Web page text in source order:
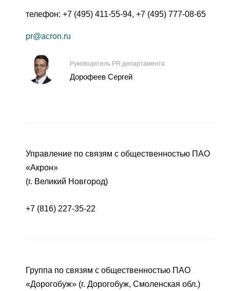
телефон: +7 (495) 411-55-94, +7 (495) 777-08-65
pr@acron.ru
Руководитель PR департамента
Дорофеев Сергей
Управление по связям с общественностью ПАО
«Акрон»
(г. Великий Новгород)
+7 (816) 227-35-22
Группа по связям с общественностью ПАО
«Дорогобуж» (г. Дорогобуж, Смоленская обл.)